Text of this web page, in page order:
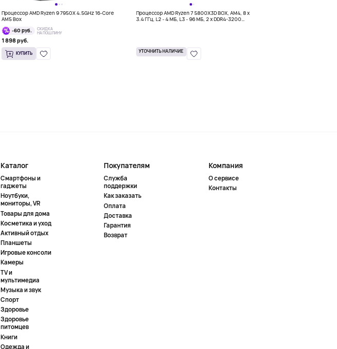
Процессор AMD Ryzen 9 7950X 4.5GHz 16-Core
AM5 Box
-60 руб.
СКИДКА
НА ПОШЛИНУ
1 898 руб.
КУПИТЬ
Процессор AMD Ryzen 7 5800X3D BOX, AM4, 8 x
3.4 ГГц, L2 - 4 МБ, L3 - 96 МБ, 2 х DDR4-3200
УТОЧНИТЬ НАЛИЧИЕ
Каталог
Смартфоны и
гаджеты
Ноутбуки,
мониторы, VR
Товары для дома
Косметика и уход
Активный отдых
Планшеты
Игровые консоли
Камеры
TV и
мультимедиа
Музыка и звук
Спорт
Здоровье
Здоровье
питомцев
Книги
Одежда и
Покупателям
Служба
поддержки
Как заказать
Оплата
Доставка
Гарантия
Возврат
Компания
О сервисе
Контакты